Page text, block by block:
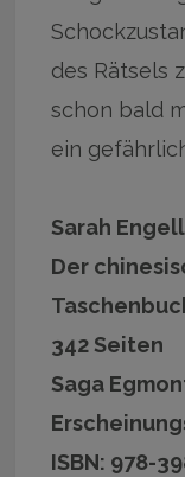
des Rätsels
schon bald
ein
Sarah Engell
Der
342 Seiten
Saga
ISBN: 978-